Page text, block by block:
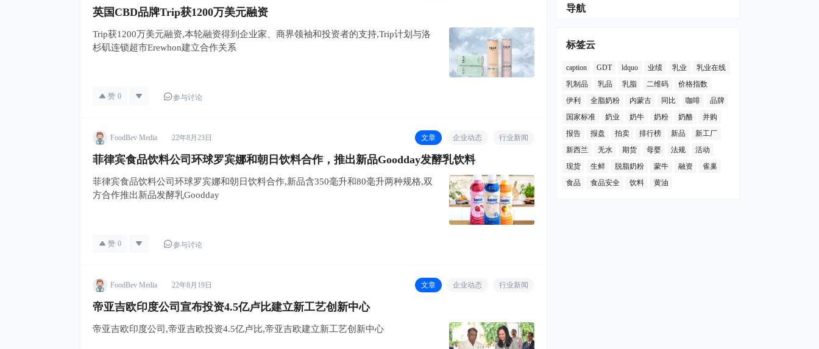
英国CBD品牌Trip获1200万美元融资
Trip获1200万美元融资,本轮融资得到企业家、商界领袖和投资者的支持,Trip计划与洛
杉矶连锁超市Erewhon建立合作关系
赞 0 参与讨论
FoodBev Media 22年8月23日 文章 企业动态 行业新闻
菲律宾食品饮料公司环球罗宾娜和朝日饮料合作，推出新品Goodday发酵乳饮料
菲律宾食品饮料公司环球罗宾娜和朝日饮料合作,新品含350毫升和80毫升两种规格,双
方合作推出新品发酵乳Goodday
赞 0 参与讨论
FoodBev Media 22年8月19日 文章 企业动态 行业新闻
帝亚吉欧印度公司宣布投资4.5亿卢比建立新工艺创新中心
帝亚吉欧印度公司,帝亚吉欧投资4.5亿卢比,帝亚吉欧建立新工艺创新中心
导航
标签云
caption GDT ldquo 业绩 乳业
乳业在线
乳制品
乳品 乳脂 二维码
价格指数
伊利
全脂奶粉 内蒙古 同比 咖啡
品牌
国家标准
奶业 奶牛 奶粉 奶酪
并购
报告
报盘 拍卖 排行榜 新品
新工厂
新西兰
无水 期货 母婴 法规
活动
现货
生鲜 脱脂奶粉 蒙牛 融资
雀巢
食品
食品安全 饮料 黄油